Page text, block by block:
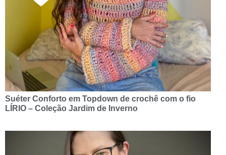
Suéter Conforto em Topdown de crochê com o fio
LÍRIO – Coleção Jardim de Inverno